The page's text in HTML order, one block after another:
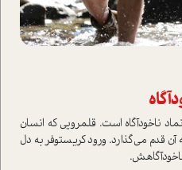
ناخودآگاه است. قلمرویی که انسان
آن قدم می‌گذارد. ورود کریستوفر به دل